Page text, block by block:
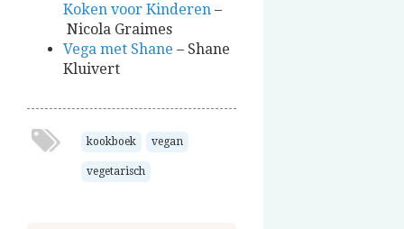
Koken voor Kinderen –
Nicola Graimes
Vega met Shane – Shane
Kluivert
kookboek vegan
vegetarisch